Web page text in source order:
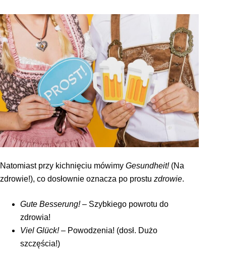
Natomiast przy kichnięciu mówimy Gesundheit! (Na
zdrowie!), co dosłownie oznacza po prostu zdrowie.
Gute Besserung!– Szybkiego powrotu do
zdrowia!
Viel Glück!– Powodzenia! (dosł. Dużo
szczęścia!)